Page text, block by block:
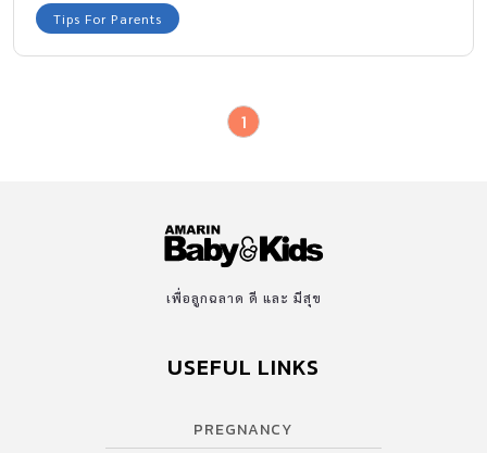
Amarin Baby & Kids มี วิธีฆ่าเชื้อ ล้างขวดนมลูก ให้สะอาดปลอดเชื้อ
โรค มาฝากให้ได้ทราบกันค่ะ วิธีฆ่าเชื้อ ล้างขวดนมลูก : เชื้อโรคที่แฝง
บรรจุอาหารทั้งแบบสเตนเลส หรือพลาสติก มักจะเหลือคราบอาหาร
ภาชนะใส่อาหารที่ล้างทำความสะอาดไม่ดีมากพอ จึงทำให้ยังมีคราบ
เศษอาหารติดฝังแน่นอนอยู่ ซึ่งภาชนะที่ไม่สะอาด รวมทั้งอาหารการกิน
ที่ไม่ถูกสุขลักษณะก็เป็นสาเหตุให้เกิดอาการท้องเสีย ที่มาจากเชื้อโรค
แบคทีเรียได้เช่นกัน อ่านข้อมูลเพิ่มเติม […]
Tips For Parents
1
เพื่อลูกฉลาด ดี และ มีสุข
USEFUL LINKS
PREGNANCY